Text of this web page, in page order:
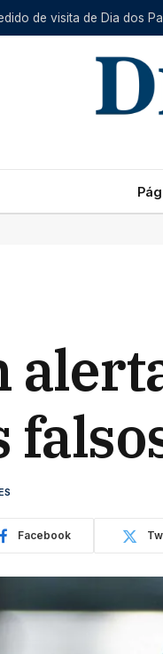
de visita de Dia dos
Facebook